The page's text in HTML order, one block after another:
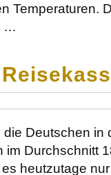
Temperaturen.
…
die Deutschen in
im Durchschnitt
heutzutage